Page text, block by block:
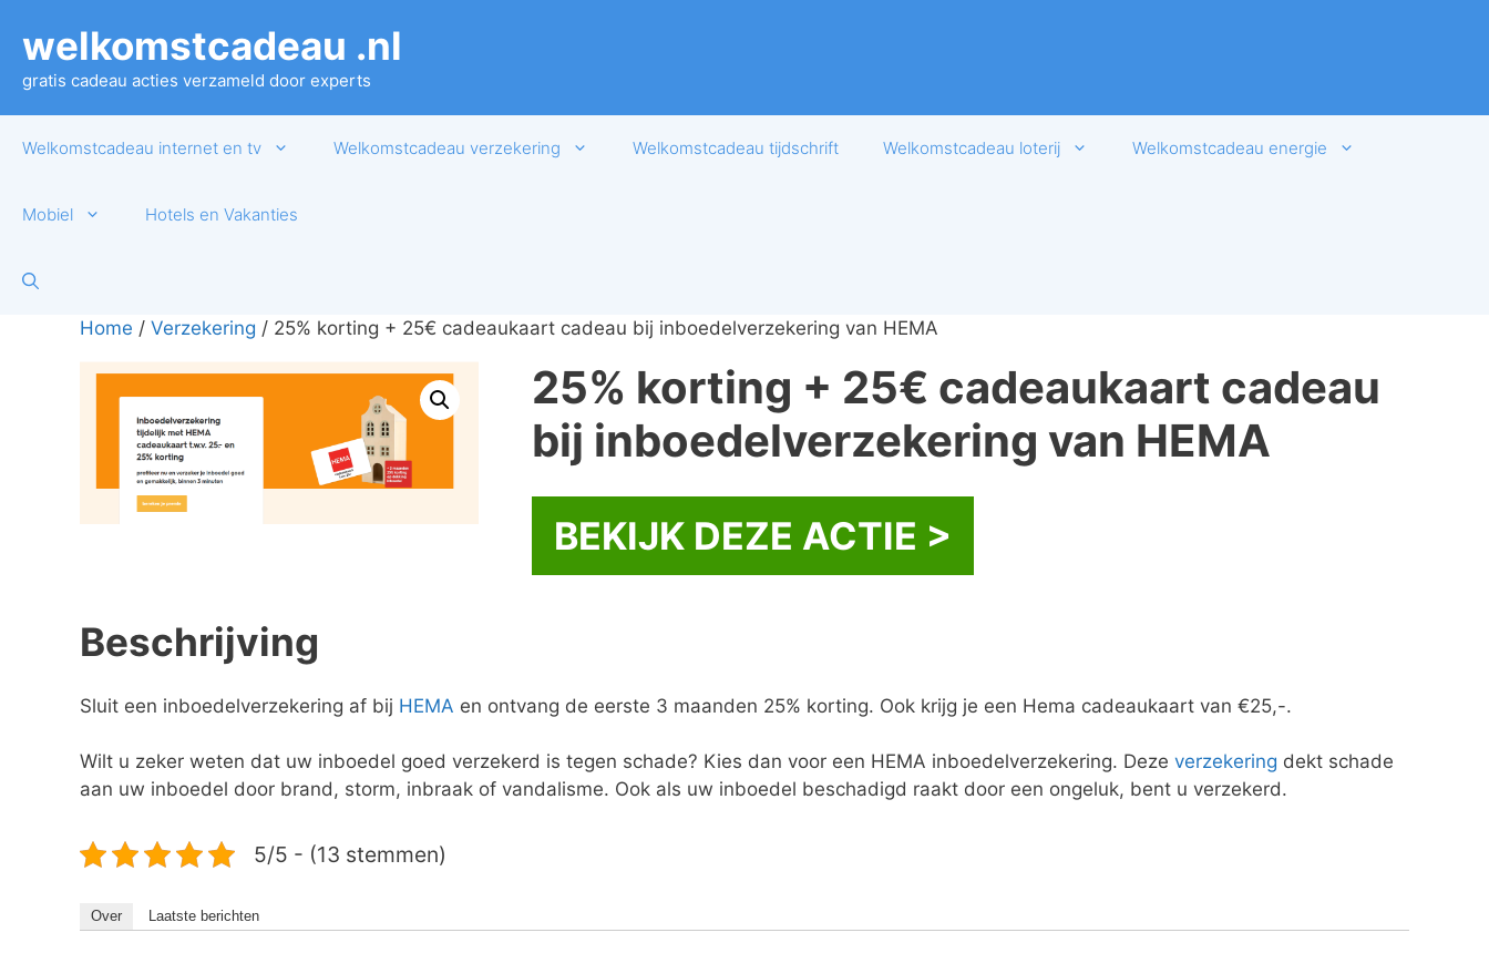
naar
inhoud
welkomstcadeau .nl
gratis cadeau acties verzameld door experts
Welkomstcadeau internet en tv Welkomstcadeau verzekering Welkomstcadeau tijdschrift Welkomstcadeau loterij Welkomstcadeau energie
Mobiel Hotels en Vakanties
Home / Verzekering / 25% korting + 25€ cadeaukaart cadeau bij inboedelverzekering van HEMA
25% korting + 25€ cadeaukaart cadeau
bij inboedelverzekering van HEMA
BEKIJK DEZE ACTIE >
Beschrijving
Sluit een inboedelverzekering af bij HEMA en ontvang de eerste 3 maanden 25% korting. Ook krijg je een Hema cadeaukaart van €25,-.
Wilt u zeker weten dat uw inboedel goed verzekerd is tegen schade? Kies dan voor een HEMA inboedelverzekering. Deze verzekering dekt schade
aan uw inboedel door brand, storm, inbraak of vandalisme. Ook als uw inboedel beschadigd raakt door een ongeluk, bent u verzekerd.
5/5 - (13 stemmen)
Over Laatste berichten